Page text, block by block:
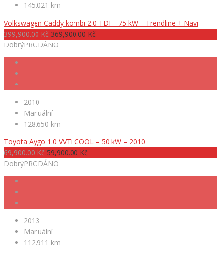
145.021 km
Volkswagen Caddy kombi 2.0 TDI – 75 kW – Trendline + Navi
399,900.00 Kč 369,900.00 Kč
DobrýPRODÁNO
2010
Manuální
128.650 km
Toyota Aygo 1.0 VVTi COOL – 50 kW – 2010
69,900.00 Kč 59,900.00 Kč
DobrýPRODÁNO
2013
Manuální
112.911 km